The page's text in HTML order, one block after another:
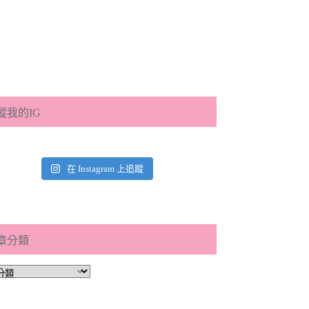
我的IG
在 Instagram 上追蹤
分類